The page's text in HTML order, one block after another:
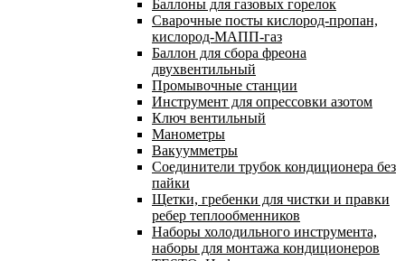
Баллоны для газовых горелок
Сварочные посты кислород-пропан,
кислород-МАПП-газ
Баллон для сбора фреона
двухвентильный
Промывочные станции
Инструмент для опрессовки азотом
Ключ вентильный
Манометры
Вакуумметры
Соединители трубок кондиционера без
пайки
Щетки, гребенки для чистки и правки
ребер теплообменников
Наборы холодильного инструмента,
наборы для монтажа кондиционеров